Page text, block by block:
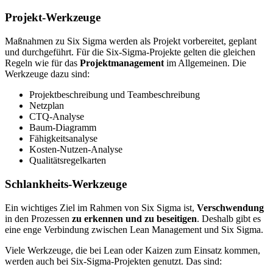
Projekt-Werkzeuge
Maßnahmen zu Six Sigma werden als Projekt vorbereitet, geplant
und durchgeführt. Für die Six-Sigma-Projekte gelten die gleichen
Regeln wie für das Projektmanagement im Allgemeinen. Die
Werkzeuge dazu sind:
Projektbeschreibung und Teambeschreibung
Netzplan
CTQ-Analyse
Baum-Diagramm
Fähigkeitsanalyse
Kosten-Nutzen-Analyse
Qualitätsregelkarten
Schlankheits-Werkzeuge
Ein wichtiges Ziel im Rahmen von Six Sigma ist, Verschwendung
in den Prozessen zu erkennen und zu beseitigen. Deshalb gibt es
eine enge Verbindung zwischen Lean Management und Six Sigma.
Viele Werkzeuge, die bei Lean oder Kaizen zum Einsatz kommen,
werden auch bei Six-Sigma-Projekten genutzt. Das sind: